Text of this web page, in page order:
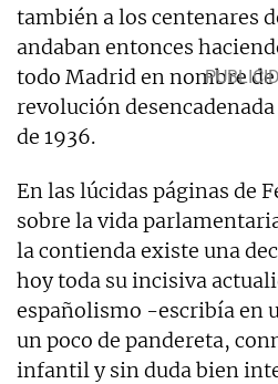
también a los centenares
andaban entonces
todo Madrid en nombre
revolución
de 1936.
En las lúcidas páginas de
sobre la vida
la contienda existe una
hoy toda su incisiva
españolismo -escribía en
un poco de pandereta,
infantil y sin duda bien